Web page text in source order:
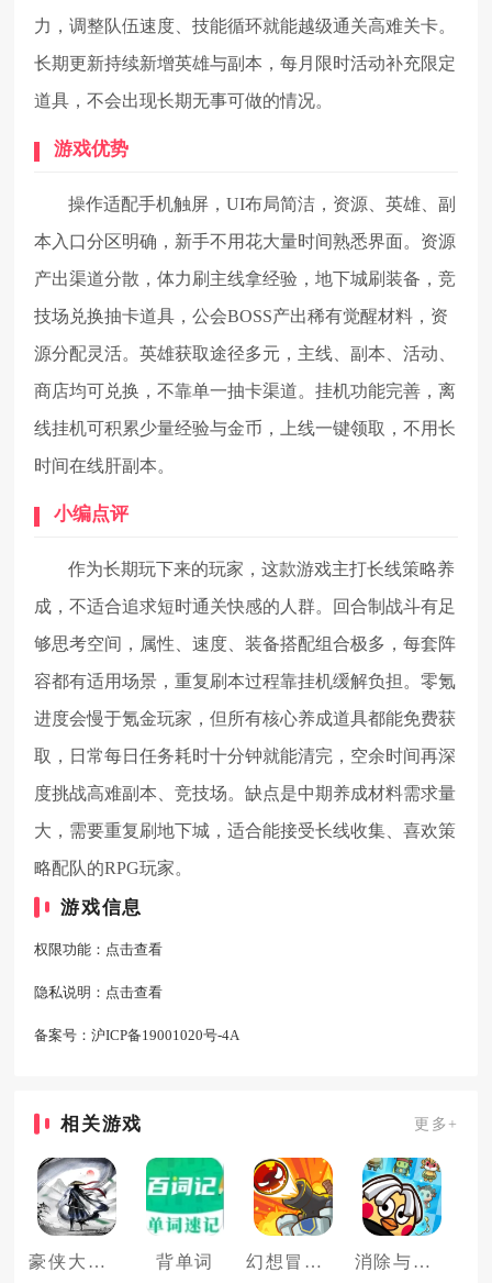
力，调整队伍速度、技能循环就能越级通关高难关卡。
长期更新持续新增英雄与副本，每月限时活动补充限定
道具，不会出现长期无事可做的情况。
游戏优势
操作适配手机触屏，UI布局简洁，资源、英雄、副
本入口分区明确，新手不用花大量时间熟悉界面。资源
产出渠道分散，体力刷主线拿经验，地下城刷装备，竞
技场兑换抽卡道具，公会BOSS产出稀有觉醒材料，资
源分配灵活。英雄获取途径多元，主线、副本、活动、
商店均可兑换，不靠单一抽卡渠道。挂机功能完善，离
线挂机可积累少量经验与金币，上线一键领取，不用长
时间在线肝副本。
小编点评
作为长期玩下来的玩家，这款游戏主打长线策略养
成，不适合追求短时通关快感的人群。回合制战斗有足
够思考空间，属性、速度、装备搭配组合极多，每套阵
容都有适用场景，重复刷本过程靠挂机缓解负担。零氪
进度会慢于氪金玩家，但所有核心养成道具都能免费获
取，日常每日任务耗时十分钟就能清完，空余时间再深
度挑战高难副本、竞技场。缺点是中期养成材料需求量
大，需要重复刷地下城，适合能接受长线收集、喜欢策
略配队的RPG玩家。
游戏信息
权限功能： 点击查看
隐私说明： 点击查看
备案号：沪ICP备19001020号-4A
相关游戏 更多+
豪侠大乱斗 背单词 幻想冒险家 消除与塔防